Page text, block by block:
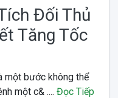
Đối Thủ
Tăng Tốc
một bước không thể
một c& .... Đọc Tiếp